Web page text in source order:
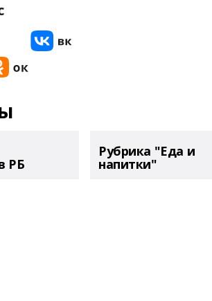
РБ
Рубрика "Еда и
напитки"